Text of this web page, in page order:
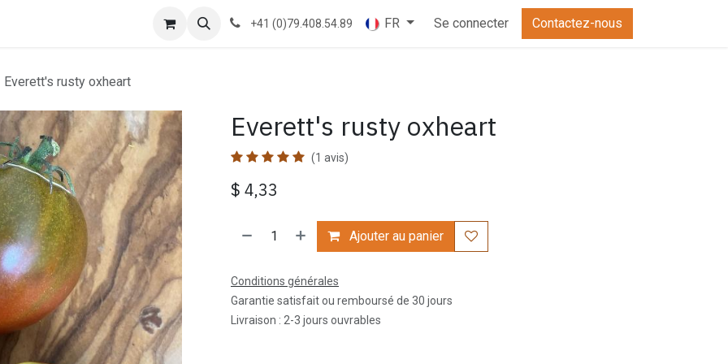
Contactez-nous Cours
+41 (0)79.408.54.89 FR Se connecter Contactez-nous
Everett's rusty oxheart
Everett's rusty oxheart
(1 avis)
$ 4,33
Ajouter au panier
Conditions générales
Garantie satisfait ou remboursé de 30 jours
Livraison : 2-3 jours ouvrables